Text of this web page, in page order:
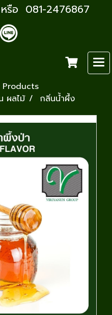
รือ 081-2476867
Products
ผลไม้
กลิ่นน้ำผึ้ง